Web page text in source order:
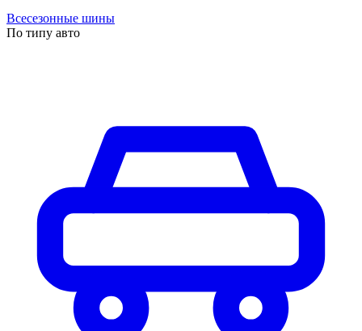
Всесезонные шины
По типу авто